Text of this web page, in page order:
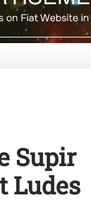
Supir
Ludes